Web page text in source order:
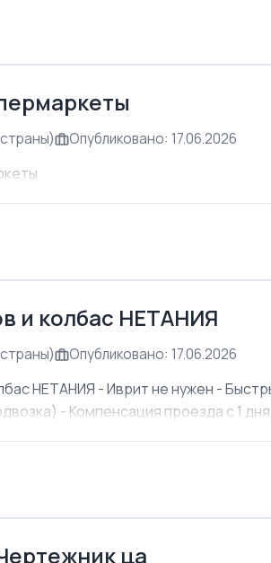
Опубликовано: 17.06.2026
и колбас НЕТАНИЯ
Опубликовано: 17.06.2026
НЕТАНИЯ - Иврит не нужен -
- Компенсация проезда с 1
ца